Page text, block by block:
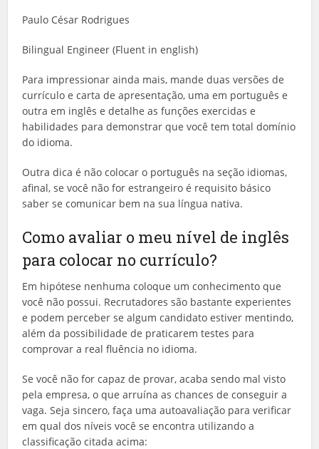
Paulo César Rodrigues
Bilingual Engineer (Fluent in english)
Para impressionar ainda mais, mande duas versões de
currículo e carta de apresentação, uma em português e
outra em inglês e detalhe as funções exercidas e
habilidades para demonstrar que você tem total domínio
do idioma.
Outra dica é não colocar o português na seção idiomas,
afinal, se você não for estrangeiro é requisito básico
saber se comunicar bem na sua língua nativa.
Como avaliar o meu nível de inglês
para colocar no currículo?
Em hipótese nenhuma coloque um conhecimento que
você não possui. Recrutadores são bastante experientes
e podem perceber se algum candidato estiver mentindo,
além da possibilidade de praticarem testes para
comprovar a real fluência no idioma.
Se você não for capaz de provar, acaba sendo mal visto
pela empresa, o que arruína as chances de conseguir a
vaga. Seja sincero, faça uma autoavaliação para verificar
em qual dos níveis você se encontra utilizando a
classificação citada acima: